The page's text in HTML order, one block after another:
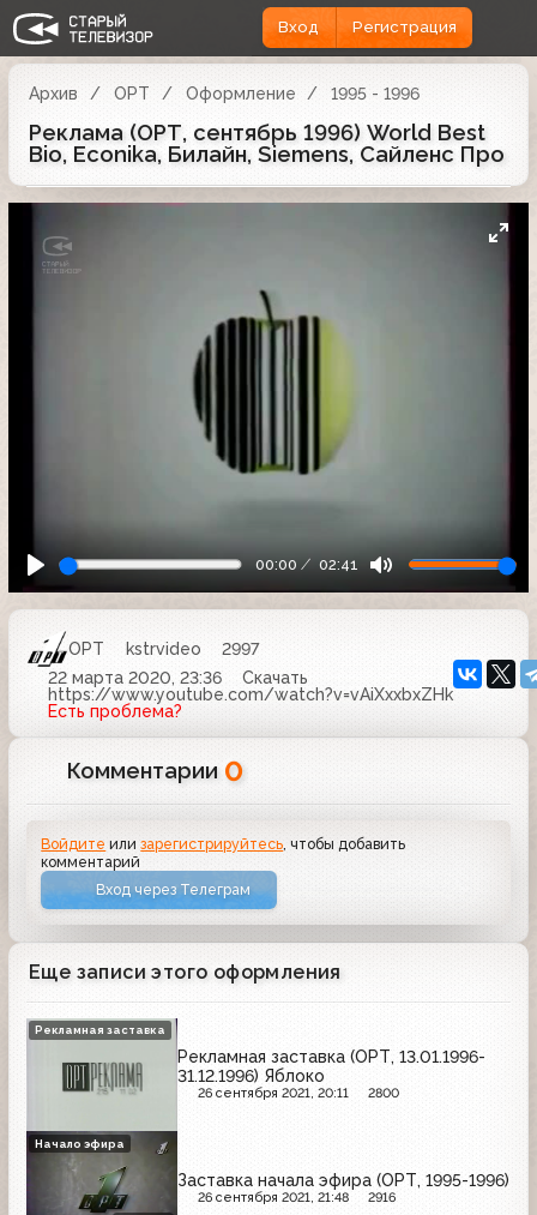
Вход Регистрация
Архив ОРТ Оформление 1995 - 1996
Реклама (ОРТ, сентябрь 1996) World Best
Bio, Econika, Билайн, Siemens, Сайленс Про
00:00 02:41
ОРТ kstrvideo
2997
22 марта 2020, 23:36
Скачать
https://www.youtube.com/watch?v=vAiXxxbxZHk
Есть проблема?
Комментарии 0
Войдите илизарегистрируйтесь, чтобы добавить
комментарий
Вход через Телеграм
Еще записи этого оформления
Рекламная заставка (ОРТ, 13.01.1996-
31.12.1996) Яблоко
26 сентября 2021, 20:11 2800
Рекламная заставка
Заставка начала эфира (ОРТ, 1995-1996)
26 сентября 2021, 21:48 2916
Начало эфира